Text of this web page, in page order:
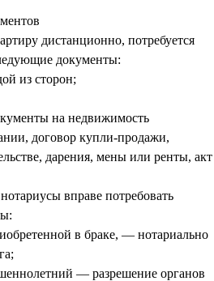
дистанционно, потребуется
документы:
из сторон;
на недвижимость
договор купли-продажи,
дарения, мены или ренты, акт
вправе потребовать
в браке, — нотариально
— разрешение органов